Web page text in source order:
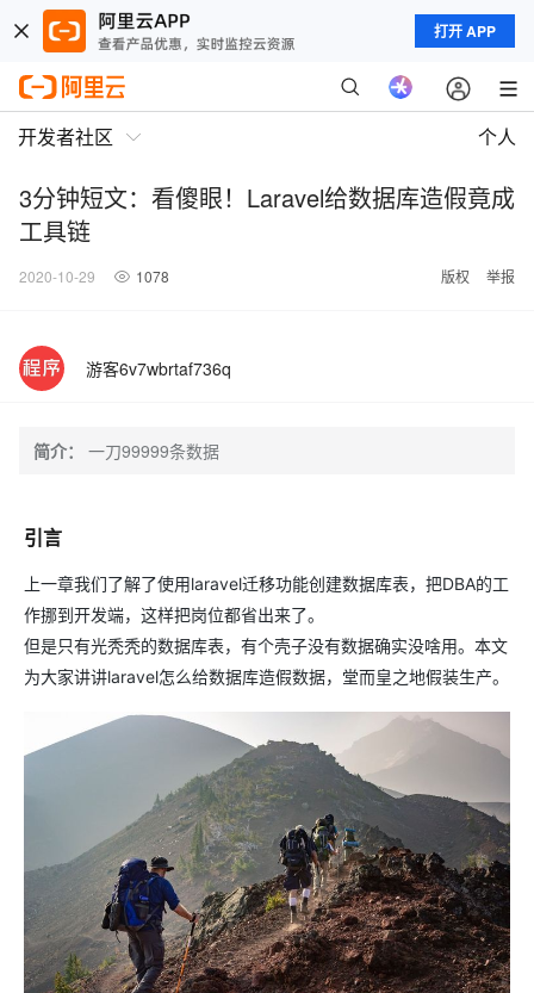
打开 APP
开发者社区 个人
3分钟短文：看傻眼！Laravel给数据库造假竟成
工具链
2020-10-29 1078 版权 举报
游客6v7wbrtaf736q
简介： 一刀99999条数据
引言
上一章我们了解了使用laravel迁移功能创建数据库表，把DBA的工
作挪到开发端，这样把岗位都省出来了。
但是只有光秃秃的数据库表，有个壳子没有数据确实没啥用。本文
为大家讲讲laravel怎么给数据库造假数据，堂而皇之地假装生产。